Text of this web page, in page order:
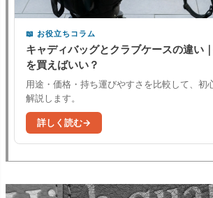
お役立ちコラム
キャディバッグとクラブケースの違い
を買えばいい？
用途・価格・持ち運びやすさを比較して、初
解説します。
詳しく読む